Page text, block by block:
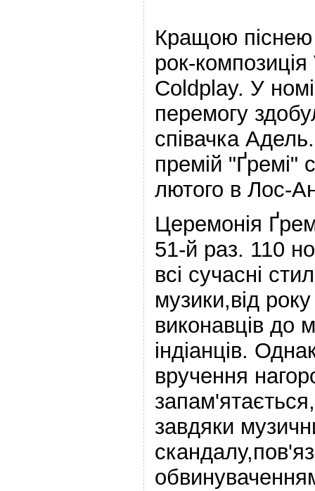
Кращою піснею
рок-
Coldplay. У
перемогу
співачка
премій "Ґремі"
лютого в Лос-
Церемонія
51-й раз. 110
всі сучасні
музики,від
виконавців до
індіанців.
вручення
завдяки